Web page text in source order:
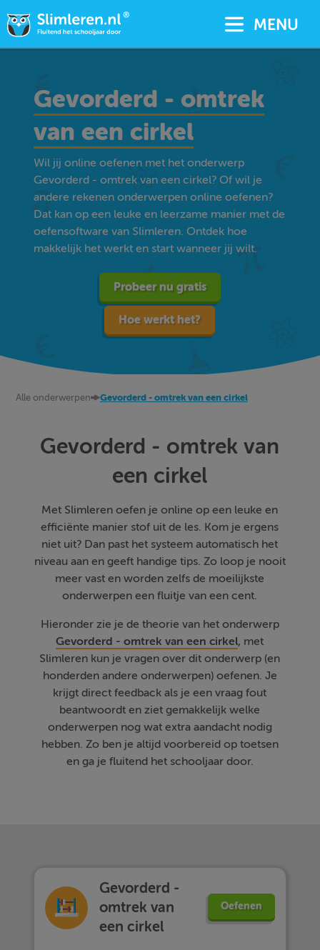
MENU
Gevorderd - omtrek
van een cirkel
Wil jij online oefenen met het onderwerp
Gevorderd - omtrek van een cirkel? Of wil je
andere rekenen onderwerpen online oefenen?
Dat kan op een leuke en leerzame manier met de
oefensoftware van Slimleren. Ontdek hoe
makkelijk het werkt en start wanneer jij wilt.
Probeer nu gratis
Hoe werkt het?
Alle onderwerpen Gevorderd - omtrek van een cirkel
Gevorderd - omtrek van
een cirkel
Met Slimleren oefen je online op een leuke en
efficiënte manier stof uit de les. Kom je ergens
niet uit? Dan past het systeem automatisch het
niveau aan en geeft handige tips. Zo loop je nooit
meer vast en worden zelfs de moeilijkste
onderwerpen een fluitje van een cent.
Hieronder zie je de theorie van het onderwerp
Gevorderd - omtrek van een cirkel, met
Slimleren kun je vragen over dit onderwerp (en
honderden andere onderwerpen) oefenen. Je
krijgt direct feedback als je een vraag fout
beantwoordt en ziet gemakkelijk welke
onderwerpen nog wat extra aandacht nodig
hebben. Zo ben je altijd voorbereid op toetsen
en ga je fluitend het schooljaar door.
Gevorderd -
omtrek van
een cirkel
Oefenen